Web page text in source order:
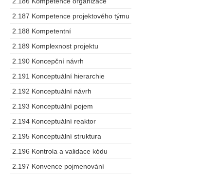
2.187 Kompetence projektového týmu
2.188 Kompetentní
2.189 Komplexnost projektu
2.190 Koncepční návrh
2.191 Konceptuální hierarchie
2.192 Konceptuální návrh
2.193 Konceptuální pojem
2.194 Konceptuální reaktor
2.195 Konceptuální struktura
2.196 Kontrola a validace kódu
2.197 Konvence pojmenování